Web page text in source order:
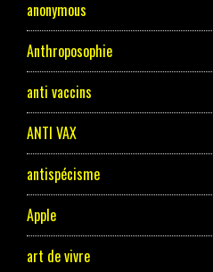
anonymous
Anthroposophie
anti vaccins
ANTI VAX
antispécisme
Apple
art de vivre